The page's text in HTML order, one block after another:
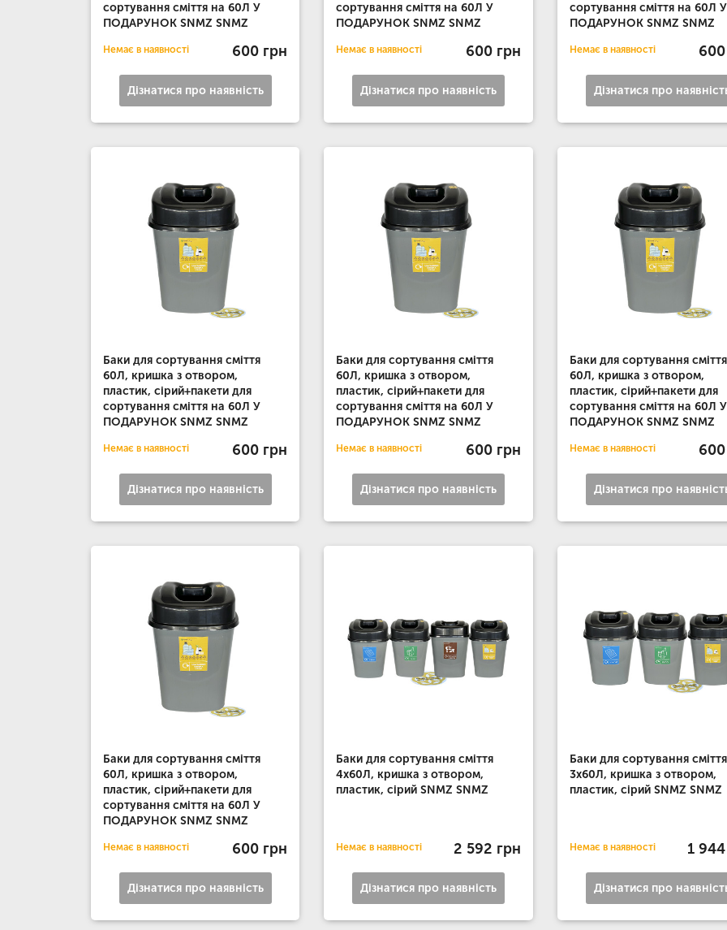
сортування сміття на 60Л У
ПОДАРУНОК SNMZ SNMZ
Немає в наявності 600 грн
Дізнатися про наявність
сортування сміття на 60Л У
ПОДАРУНОК SNMZ SNMZ
Немає в наявності 600 грн
Дізнатися про наявність
сортування сміття на 60Л У
ПОДАРУНОК SNMZ SNMZ
Немає в наявності
Дізнатися про
Баки для сортування сміття
60Л, кришка з отвором,
пластик, сірий+пакети для
сортування сміття на 60Л У
ПОДАРУНОК SNMZ SNMZ
Немає в наявності 600 грн
Дізнатися про наявність
Баки для сортування сміття
60Л, кришка з отвором,
пластик, сірий+пакети для
сортування сміття на 60Л У
ПОДАРУНОК SNMZ SNMZ
Немає в наявності 600 грн
Дізнатися про наявність
Баки для сортування сміття
60Л, кришка з отвором,
пластик, сірий+пакети для
сортування сміття на 60Л У
ПОДАРУНОК SNMZ SNMZ
Немає в наявності
Дізнатися про
Баки для сортування сміття
60Л, кришка з отвором,
пластик, сірий+пакети для
сортування сміття на 60Л У
ПОДАРУНОК SNMZ SNMZ
Немає в наявності 600 грн
Дізнатися про наявність
Баки для сортування сміття
4х60Л, кришка з отвором,
пластик, сірий SNMZ SNMZ
Немає в наявності 2 592 грн
Дізнатися про наявність
Баки для сортування сміття
3х60Л, кришка з отвором,
пластик, сірий SNMZ SNMZ
Немає в наявності 1
Дізнатися про